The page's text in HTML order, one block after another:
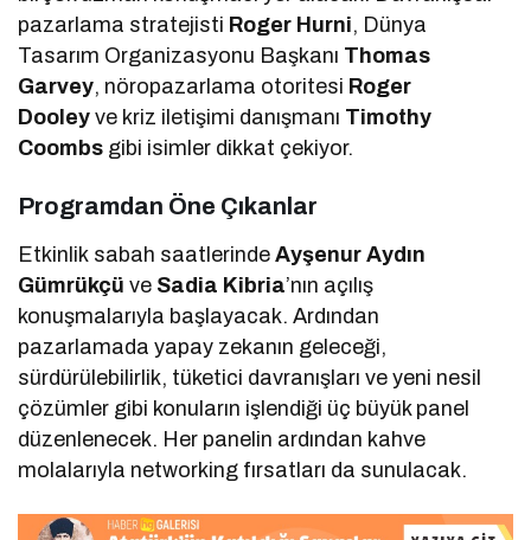
pazarlama stratejisti Roger Hurni, Dünya
Tasarım Organizasyonu Başkanı Thomas
Garvey, nöropazarlama otoritesi Roger
Dooley ve kriz iletişimi danışmanı Timothy
Coombs gibi isimler dikkat çekiyor.
Programdan Öne Çıkanlar
Etkinlik sabah saatlerindeAyşenur Aydın
Gümrükçü ve Sadia Kibria’nın açılış
konuşmalarıyla başlayacak. Ardından
pazarlamada yapay zekanın geleceği,
sürdürülebilirlik, tüketici davranışları ve yeni nesil
çözümler gibi konuların işlendiği üç büyük panel
düzenlenecek. Her panelin ardından kahve
molalarıyla networking fırsatları da sunulacak.